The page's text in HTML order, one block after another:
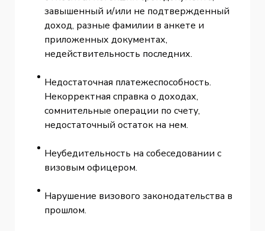
завышенный и/или не подтвержденный
доход, разные фамилии в анкете и
приложенных документах,
недействительность последних.
Недостаточная платежеспособность.
Некорректная справка о доходах,
сомнительные операции по счету,
недостаточный остаток на нем.
Неубедительность на собеседовании с
визовым офицером.
Нарушение визового законодательства в
прошлом.